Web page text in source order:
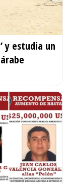
y estudia un